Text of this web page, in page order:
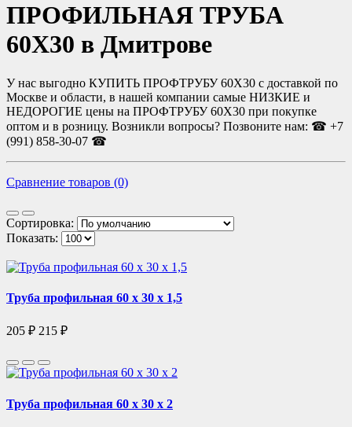
ПРОФИЛЬНАЯ ТРУБА
60Х30 в Дмитрове
У нас выгодно КУПИТЬ ПРОФТРУБУ 60Х30 с доставкой по
Москве и области, в нашей компании самые НИЗКИЕ и
НЕДОРОГИЕ цены на ПРОФТРУБУ 60Х30 при покупке
оптом и в розницу. Возникли вопросы? Позвоните нам: ☎ +7
(991) 858-30-07 ☎
Сравнение товаров (0)
Сортировка:
Показать:
Труба профильная 60 х 30 х 1,5
205 ₽ 215 ₽
Труба профильная 60 х 30 х 2